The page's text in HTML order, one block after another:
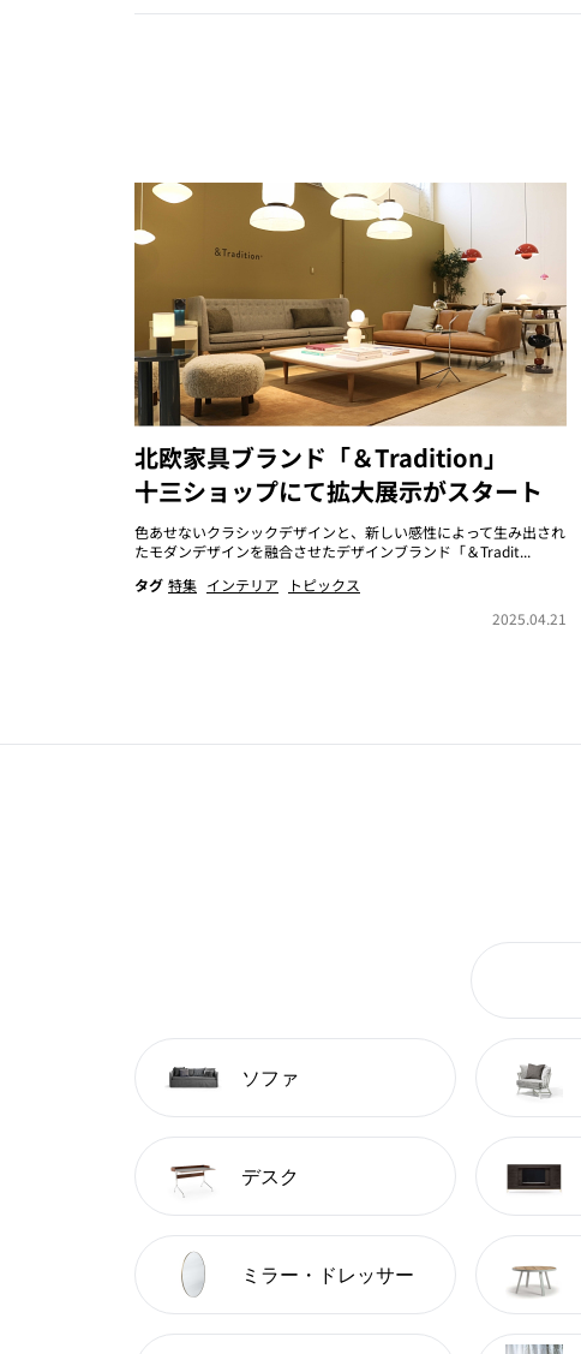
北欧家具ブランド「＆Tradition」
十三ショップにて拡大展示がスタート
色あせないクラシックデザインと、新しい感性によって生み出され
たモダンデザインを融合させたデザインブランド「＆Tradit...
タグ 特集 インテリア
トピックス
2025.04.21
ソファ
デスク
ミラー・ドレッサー